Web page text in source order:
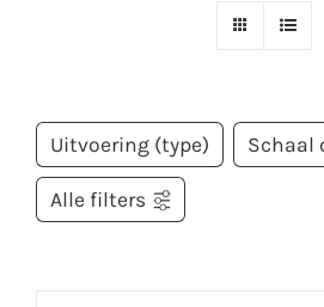
Uitvoering (type) Schaal
Alle filters